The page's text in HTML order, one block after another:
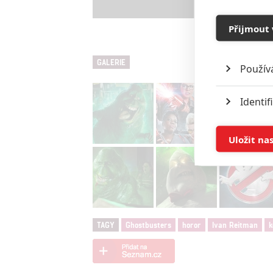
GALERIE
TAGY Ghostbusters horor Ivan Reitman
Přijmout
služeb
Uložit